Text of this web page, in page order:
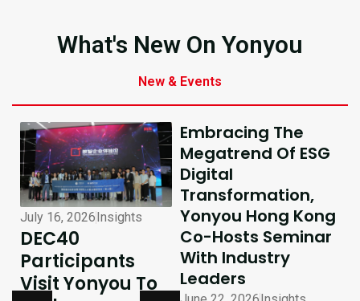
What's New On Yonyou
New & Events
July 16, 2026 Insights
DEC40
Participants
Visit Yonyou To
July 10, 2026Insights
AI-Driven
Excellence In
Hong Kong,
Embracing The
Megatrend Of ESG
Digital
Transformation,
Yonyou Hong Kong
Co-Hosts Seminar
With Industry
Leaders